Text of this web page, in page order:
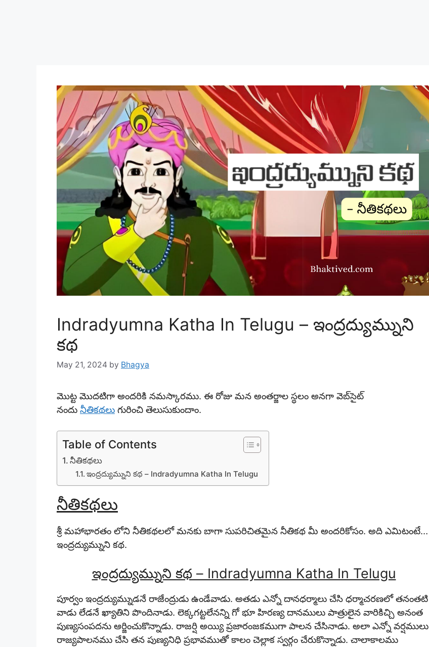
Indradyumna Katha In Telugu – ఇంద్రద్యుమ్నుని
కథ
May 21, 2024 by Bhagya
మొట్ట మొదటిగా అందరికి నమస్కారము. ఈ రోజు మన అంతర్జాల స్థలం అనగా వెబ్‌సైట్
నందు నీతికథలు గురించి తెలుసుకుందాం.
Table of Contents
నీతికథలు
ఇంద్రద్యుమ్నుని కథ – Indradyumna Katha In Telugu
నీతికథలు
శ్రీ మహాభారతం లోని నీతికథలలో మనకు బాగా సుపరిచితమైన నీతికథ మీ అందరికోసం. అది ఎమిటంటే…
ఇంద్రద్యుమ్నుని కథ.
ఇంద్రద్యుమ్నుని కథ – Indradyumna Katha In Telugu
పూర్వం ఇంద్రద్యుమ్నుడనే రాజేంద్రుడు ఉండేవాడు. అతడు ఎన్నో దానధర్మాలు చేసి ధర్మాచరణలో తనంతటి
వాడు లేడనే ఖ్యాతిని పొందినాడు. లెక్కగట్టలేనన్ని గో భూ హిరణ్య దానములు పాత్రులైన వారికిచ్చి అనంత
పుణ్యసంపదను ఆర్జించుకొన్నాడు. రాజర్షి అయ్యి ప్రజారంజకముగా పాలన చేసినాడు. అలా ఎన్నో వర్షములు
రాజ్యపాలనము చేసి తన పుణ్యనిధి ప్రభావముతో కాలం చెల్లాక స్వర్గం చేరుకొన్నాడు. చాలాకాలము